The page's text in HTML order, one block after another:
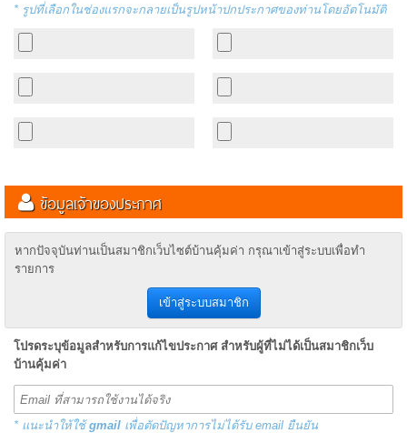
* รูปที่เลือกในช่องแรกจะกลายเป็นรูปหน้าปกประกาศของท่านโดยอัตโนมัติ
ข้อมูลเจ้าของประกาศ
หากปัจจุบันท่านเป็นสมาชิกเว็บไซต์บ้านคุ้มค่า กรุณาเข้าสู่ระบบเพื่อทำ
รายการ
เข้าสู่ระบบสมาชิก
โปรดระบุข้อมูลสำหรับการแก้ไขประกาศ สำหรับผู้ที่ไม่ได้เป็นสมาชิกเว็บ
บ้านคุ้มค่า
* แนะนำให้ใช้gmail เพื่อตัดปัญหาการไม่ได้รับ email ยืนยัน